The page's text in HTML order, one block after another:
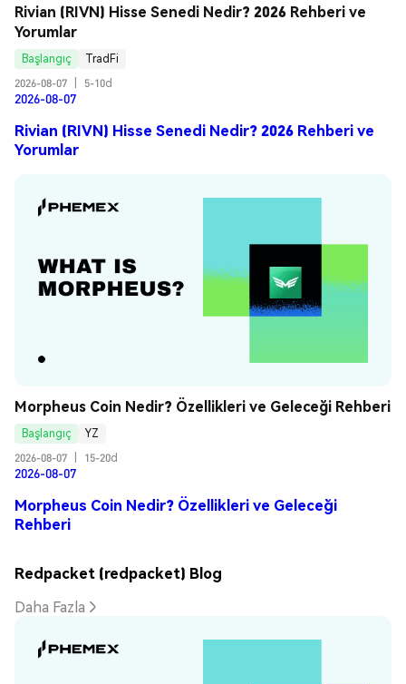
Rivian (RIVN) Hisse Senedi Nedir? 2026 Rehberi ve
Yorumlar
Başlangıç
TradFi
2026-08-07
5-10d
2026-08-07
Rivian (RIVN) Hisse Senedi Nedir? 2026 Rehberi ve
Yorumlar
Morpheus Coin Nedir? Özellikleri ve Geleceği Rehberi
Başlangıç
YZ
2026-08-07
15-20d
2026-08-07
Morpheus Coin Nedir? Özellikleri ve Geleceği
Rehberi
Redpacket (redpacket) Blog
Daha Fazla